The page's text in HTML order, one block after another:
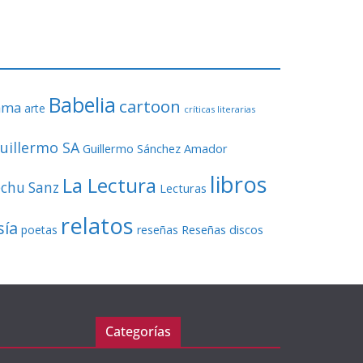
í
e
arte Babelia cartoon críticas literarias
SA Guillermo Sánchez Amador
Sanz La Lectura Lecturas libros
poetas relatos reseñas Reseñas discos
Categorías